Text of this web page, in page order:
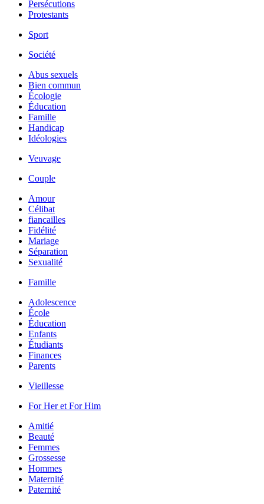
Persécutions
Protestants
Sport
Société
Abus sexuels
Bien commun
Écologie
Éducation
Famille
Handicap
Idéologies
Veuvage
Couple
Amour
Célibat
fiancailles
Fidélité
Mariage
Séparation
Sexualité
Famille
Adolescence
École
Éducation
Enfants
Étudiants
Finances
Parents
Vieillesse
For Her et For Him
Amitié
Beauté
Femmes
Grossesse
Hommes
Maternité
Paternité